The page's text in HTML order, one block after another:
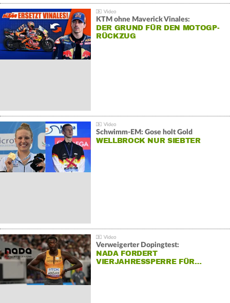
KTM ohne Maverick Vinales:
DER GRUND FÜR DEN MOTOGP-
RÜCKZUG
Schwimm-EM: Gose holt Gold
WELLBROCK NUR SIEBTER
Verweigerter Dopingtest:
NADA FORDERT
VIERJAHRESSPERRE FÜR…